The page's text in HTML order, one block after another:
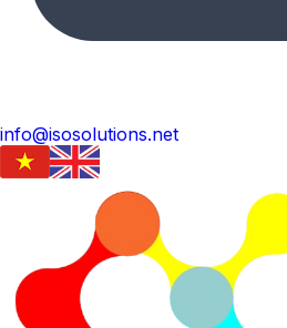
info@isosolutions.net